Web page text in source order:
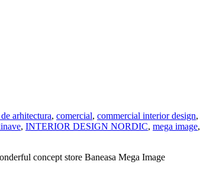
arhitectura, comercial, commercial interior design,
, INTERIOR DESIGN NORDIC, mega image,
concept store Baneasa Mega Image